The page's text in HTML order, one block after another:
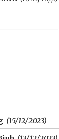
(15/12/2023)